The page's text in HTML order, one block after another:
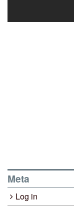
Meta
Log in